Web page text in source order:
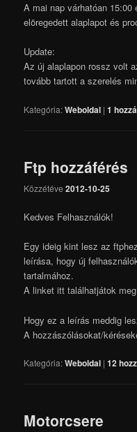
A mai nap várhatóan
elöregedett alaplapot és
Update:
Az új alaplapon rossz volt
tovább tartott a szerelés
Kategória:Weboldal |1
Ftp hozzáférés
Közzétéve2012-10-25
Kedves Felhasználók!
Egy ideig kint lesz az
leírása, hogy új
tartalmához.
A linket itt találhatjátok
Hogy ez a leírás meddig
A hozzászólásokat/
Kategória:Weboldal |12
Motorcsere